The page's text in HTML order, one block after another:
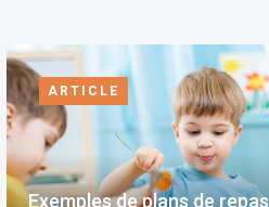
ARTICLE
Exemples de plans de repas